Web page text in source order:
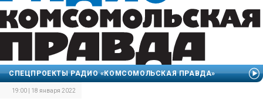
СПЕЦПРОЕКТЫ РАДИО «КОМСОМОЛЬСКАЯ ПРАВДА»
19:00 | 18 января 2022